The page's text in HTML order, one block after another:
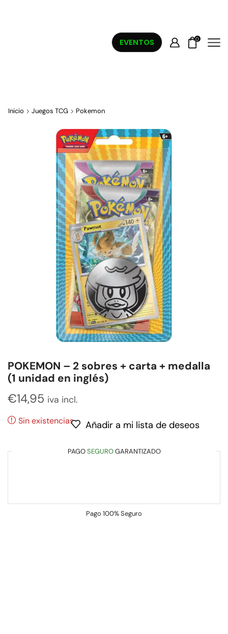
EVENTOS 0
Inicio Juegos TCG Pokemon
POKEMON – 2 sobres + carta + medalla
(1 unidad en inglés)
€14,95 iva incl.
Sin existencias Añadir a mi lista de deseos
PAGOSEGUROGARANTIZADO
Pago 100% Seguro